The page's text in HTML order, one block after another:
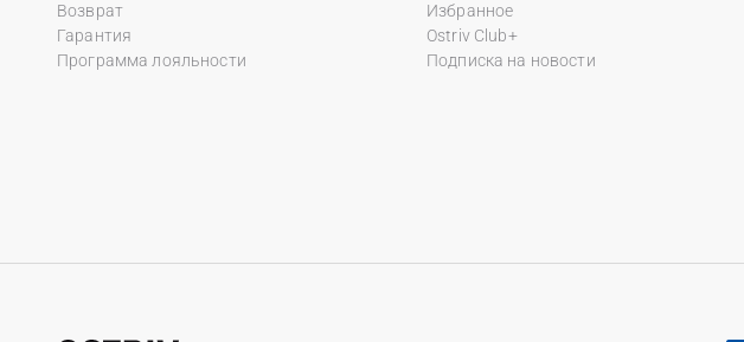
Возврат
Гарантия
Программа лояльности
Избранное
Ostriv Club+
Подписка на новости